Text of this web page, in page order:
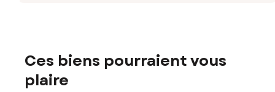
Ces biens pourraient vous
plaire